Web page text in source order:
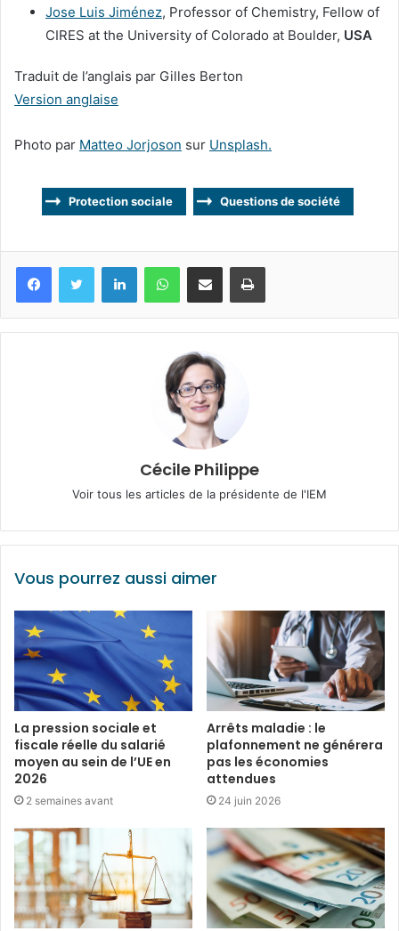
Jose Luis Jiménez, Professor of Chemistry, Fellow of
CIRES at the University of Colorado at Boulder, USA
Traduit de l’anglais par Gilles Berton
Version anglaise
Photo par Matteo Jorjoson sur Unsplash.
Protection sociale Questions de société
FacebookTwitter LinkedinWhatsApp
Partagez par mail Imprimez
Cécile Philippe
Voir tous les articles de la présidente de l'IEM
Vous pourrez aussi aimer
La pression sociale et
fiscale réelle du salarié
moyen au sein de l’UE en
2026
2 semaines avant
Arrêts maladie : le
plafonnement ne générera
pas les économies
attendues
24 juin 2026